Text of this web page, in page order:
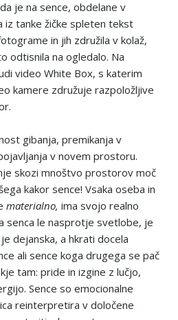
je na sence, obdelane v
iz tanke žičke spleten tekst
in jih združila v kolaž,
odtisnila na ogledalo. Na
video White Box, s katerim
kamere združuje razpoložljive
gibanja, premikanja v
v novem prostoru.
skozi mnoštvo prostorov moč
kakor sence! Vsaka oseba in
materialno, ima svojo realno
senca le nasprotje svetlobe, je
dejanska, a hkrati docela
ali sence koga drugega se pač
tam: pride in izgine z lučjo,
Sence so emocionalne
reinterpretira v določene